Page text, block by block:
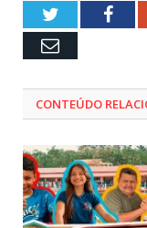
Twitter
Email
CONTEÚDO